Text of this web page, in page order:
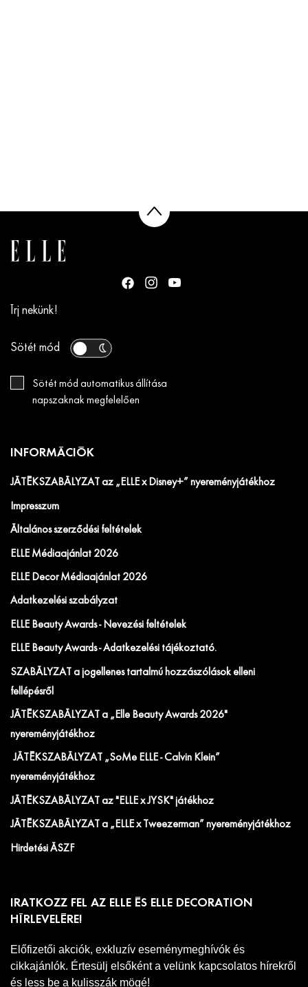
Írj nekünk!
Sötét mód
Sötét mód automatikus állítása
napszaknak megfelelően
INFORMÁCIÓK
JÁTÉKSZABÁLYZAT az „ELLE x Disney+” nyereményjátékhoz
Impresszum
Általános szerződési feltételek
ELLE Médiaajánlat 2026
ELLE Decor Médiaajánlat 2026
Adatkezelési szabályzat
ELLE Beauty Awards - Nevezési feltételek
ELLE Beauty Awards - Adatkezelési tájékoztató.
SZABÁLYZAT a jogellenes tartalmú hozzászólások elleni
fellépésről
JÁTÉKSZABÁLYZAT a „Elle Beauty Awards 2026"
nyereményjátékhoz
JÁTÉKSZABÁLYZAT „SoMe ELLE - Calvin Klein”
nyereményjátékhoz
JÁTÉKSZABÁLYZAT az "ELLE x JYSK" játékhoz
JÁTÉKSZABÁLYZAT a „ELLE x Tweezerman” nyereményjátékhoz
Hirdetési ÁSZF
IRATKOZZ FEL AZ ELLE ÉS ELLE DECORATION
HÍRLEVELÉRE!
Előfizetői akciók, exkluzív eseménymeghívók és
cikkajánlók. Értesülj elsőként a velünk kapcsolatos hírekről
és less be a kulisszák mögé!